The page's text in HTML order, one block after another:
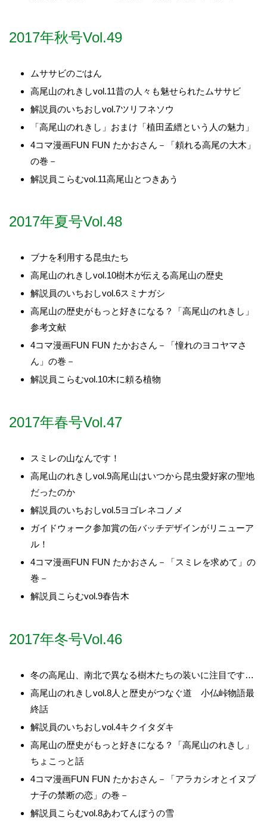
2017年秋号Vol.49
ムササビのごはん
高尾山のれきしvol.11昔の人々も魅せられたムササビ
解説員のいちおしvol.7ツリフネソウ
「高尾山のれきし」おまけ「植田孟縉という人の魅力」
4コマ漫画FUN FUN たかおさん－「頼れる高尾の大木」
の巻－
解説員こらむvol.11高尾山とつきあう
2017年夏号Vol.48
ブナを利用する昆虫たち
高尾山のれきしvol.10樹木が伝える高尾山の歴史
解説員のいちおしvol.6スミナガシ
高尾山の歴史がもっと好きになる？「高尾山のれきし」
参考文献
4コマ漫画FUN FUN たかおさん－「憧れのヨコヤマさ
ん」の巻－
解説員こらむvol.10木に頼る植物
2017年春号Vol.47
スミレの山なんです！
高尾山のれきしvol.9高尾山はいつから昆虫愛好家の聖地
だったのか
解説員のいちおしvol.5ヨゴレネコノメ
ガイドウォーク参加賞の缶バッチデザインがリニューア
ル！
4コマ漫画FUN FUN たかおさん－「スミレを求めて」の
巻－
解説員こらむvol.9春告木
2017年冬号Vol.46
冬の高尾山、南北で異なる樹木たちの装いに注目です…
高尾山のれきしvol.8人と歴史がつなぐ道 小仏峠物語最
終話
解説員のいちおしvol.4キクイタダキ
高尾山の歴史がもっと好きになる？「高尾山のれきし」
ちょこっと話
4コマ漫画FUN FUN たかおさん－「アラカシオとイヌブ
ナ子の禁断の恋」の巻－
解説員こらむvol.8あわてんぼうの雪